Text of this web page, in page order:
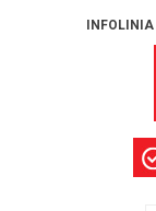
INFOLINIA